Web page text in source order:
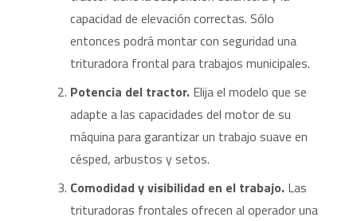
capacidad de elevación correctas. Sólo
entonces podrá montar con seguridad una
trituradora frontal para trabajos municipales.
Potencia del tractor. Elija el modelo que se
adapte a las capacidades del motor de su
máquina para garantizar un trabajo suave en
césped, arbustos y setos.
Comodidad y visibilidad en el trabajo. Las
trituradoras frontales ofrecen al operador una